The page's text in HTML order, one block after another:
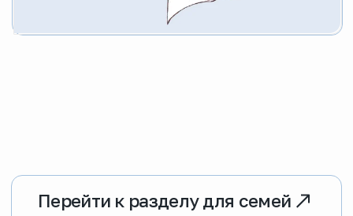
за которыми не всегда легко увидеть
правильный диагноз: ДЦП, гепатит
неуточненной этиологии, расстройство